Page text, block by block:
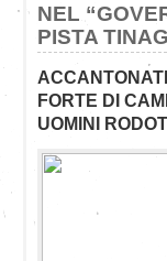
NEL
PISTA
FORTE DI
UOMINI